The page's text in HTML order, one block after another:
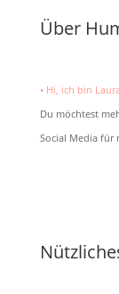
Über
• Hi, ich bin
Du möchtest
Social Media für